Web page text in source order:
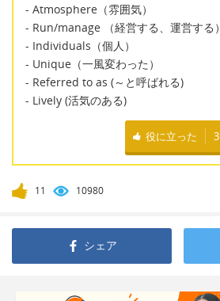
- Atmosphere（雰囲気）
- Run/manage （経営する、運営する）
- Individuals（個人）
- Unique（一風変わった）
- Referred to as (～と呼ばれる)
- Lively (活気のある)
役に立った 3
11 10980
シェア